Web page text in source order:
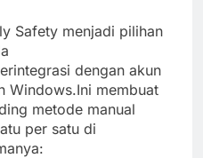
Safety menjadi pilihan
dengan akun
Windows.Ini membuat
metode manual
per satu di